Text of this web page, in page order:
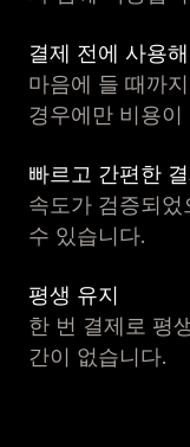
결제 전에 사용
마음에 들 때까
경우에만 비용이
빠르고 간편한
속도가 검증되
수 있습니다.
평생 유지
한 번 결제로 평
간이 없습니다.